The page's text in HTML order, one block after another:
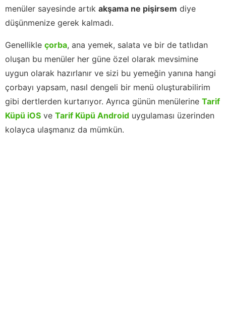
menüler sayesinde artık akşama ne pişirsem diye
düşünmenize gerek kalmadı.
Genellikle çorba, ana yemek, salata ve bir de tatlıdan
oluşan bu menüler her güne özel olarak mevsimine
uygun olarak hazırlanır ve sizi bu yemeğin yanına hangi
çorbayı yapsam, nasıl dengeli bir menü oluşturabilirim
gibi dertlerden kurtarıyor. Ayrıca günün menülerine Tarif
Küpü iOS ve Tarif Küpü Android uygulaması üzerinden
kolayca ulaşmanız da mümkün.